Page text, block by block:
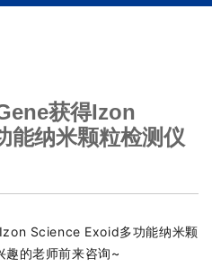
获得Izon
纳米颗粒检测仪
Science Exoid多功能纳米颗
趣的老师前来咨询~